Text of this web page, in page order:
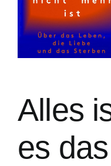
Alles
es